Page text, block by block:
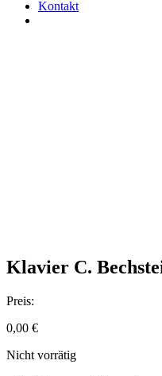
Kontakt
Klavier C.
Preis:
0,00 €
Nicht vorrätig